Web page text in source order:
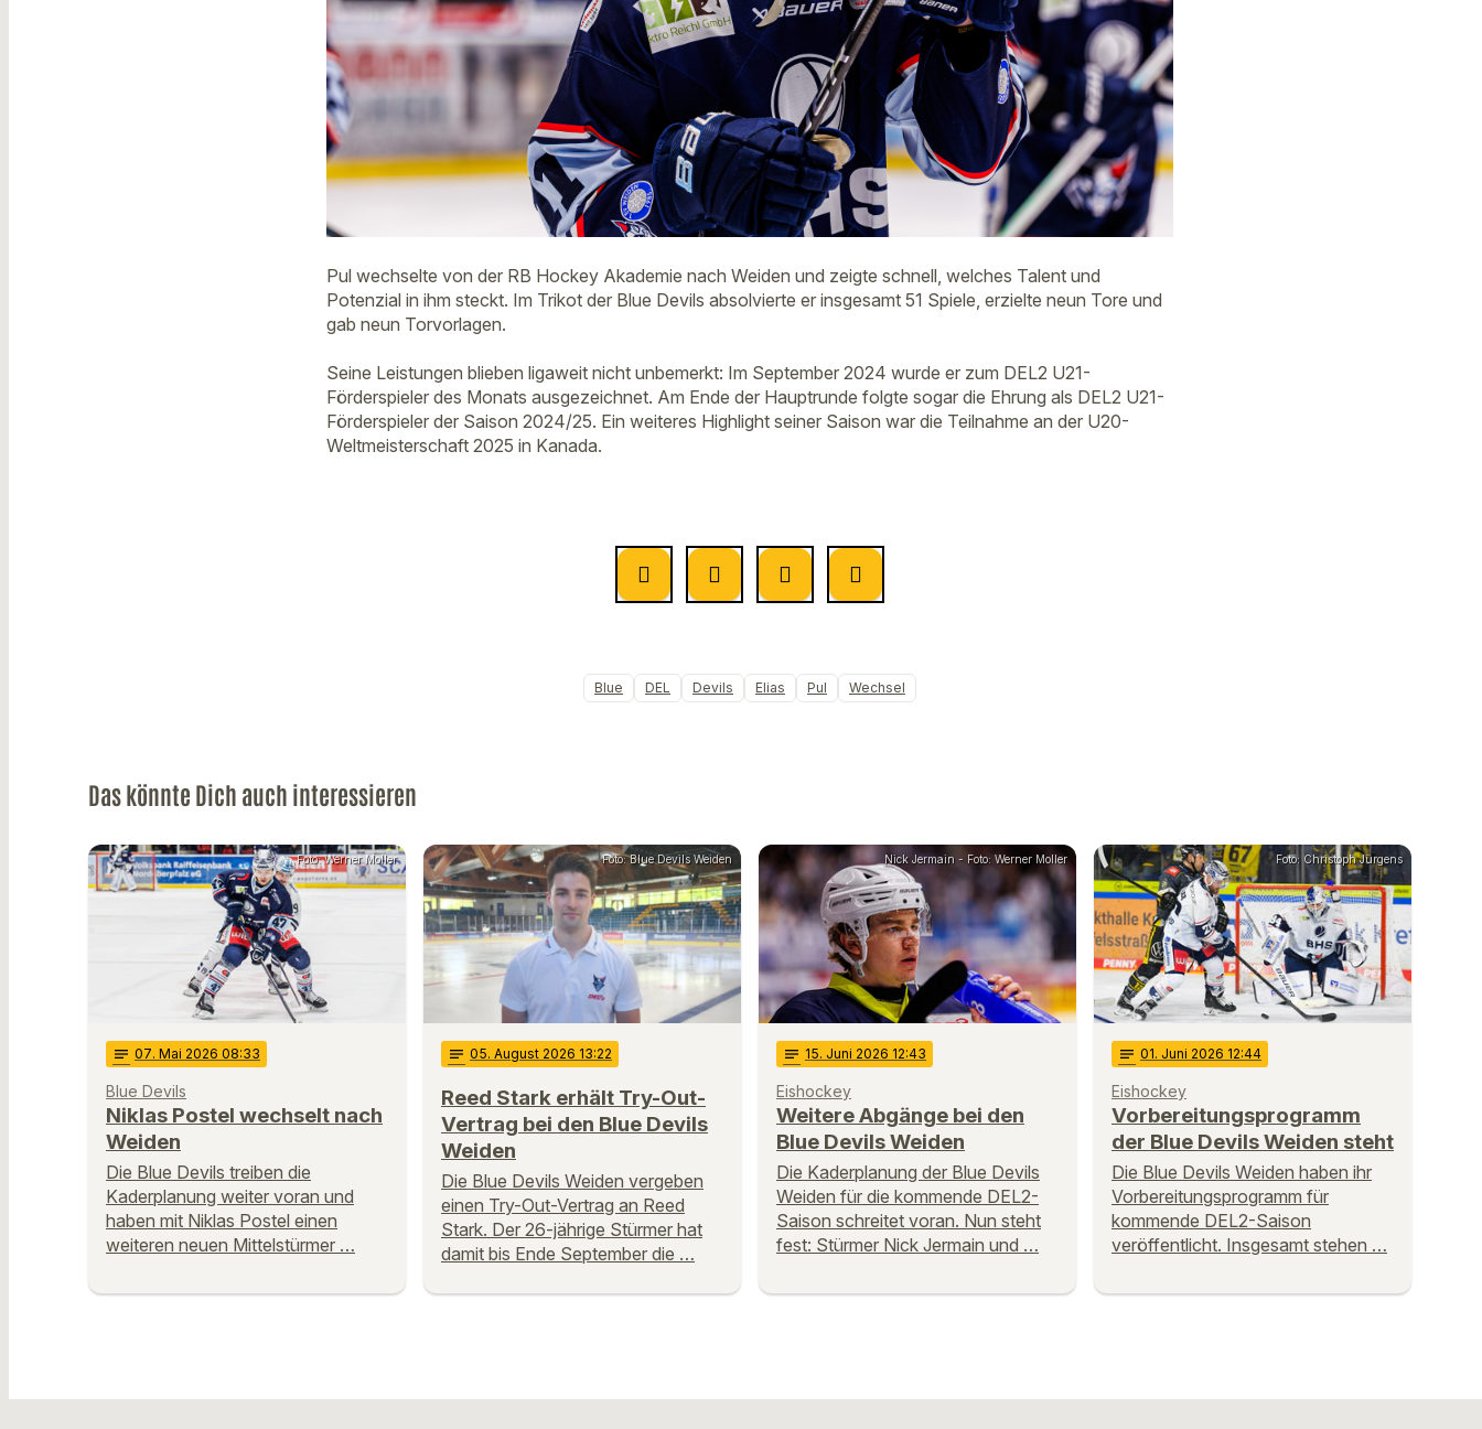
Pul wechselte von der RB Hockey Akademie nach Weiden und zeigte schnell, welches Talent und
Potenzial in ihm steckt. Im Trikot der Blue Devils absolvierte er insgesamt 51 Spiele, erzielte neun Tore und
gab neun Torvorlagen.
Seine Leistungen blieben ligaweit nicht unbemerkt: Im September 2024 wurde er zum DEL2 U21-
Förderspieler des Monats ausgezeichnet. Am Ende der Hauptrunde folgte sogar die Ehrung als DEL2 U21-
Förderspieler der Saison 2024/25. Ein weiteres Highlight seiner Saison war die Teilnahme an der U20-
Weltmeisterschaft 2025 in Kanada.
Blue DEL Devils Elias Pul Wechsel
Das könnte Dich auch interessieren
Foto: Werner Moller
notes 07. Mai 2026 08:33
Blue Devils
Niklas Postel wechselt nach
Weiden
Die Blue Devils treiben die
Kaderplanung weiter voran und
haben mit Niklas Postel einen
weiteren neuen Mittelstürmer …
Foto: Blue Devils Weiden
notes 05. August 2026 13:22
Reed Stark erhält Try-Out-
Vertrag bei den Blue Devils
Weiden
Die Blue Devils Weiden vergeben
einen Try-Out-Vertrag an Reed
Stark. Der 26-jährige Stürmer hat
damit bis Ende September die …
Nick Jermain - Foto: Werner Moller
notes 15. Juni 2026 12:43
Eishockey
Weitere Abgänge bei den
Blue Devils Weiden
Die Kaderplanung der Blue Devils
Weiden für die kommende DEL2-
Saison schreitet voran. Nun steht
fest: Stürmer Nick Jermain und …
Foto: Christoph Jürgens
notes 01. Juni 2026 12:44
Eishockey
Vorbereitungsprogramm
der Blue Devils Weiden steht
Die Blue Devils Weiden haben ihr
Vorbereitungsprogramm für
kommende DEL2-Saison
veröffentlicht. Insgesamt stehen …